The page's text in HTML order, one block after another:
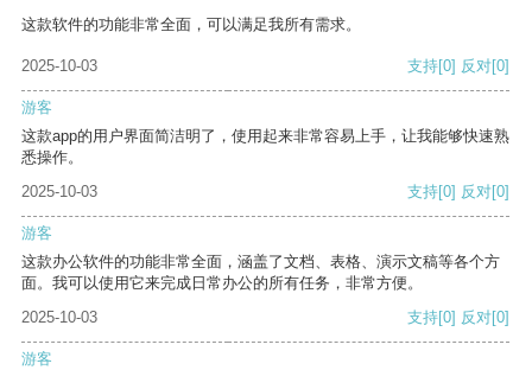
这款软件的功能非常全面，可以满足我所有需求。
2025-10-03 支持[0] 反对[0]
游客
这款app的用户界面简洁明了，使用起来非常容易上手，让我能够快速熟
悉操作。
2025-10-03
支持[0] 反对[0]
游客
这款办公软件的功能非常全面，涵盖了文档、表格、演示文稿等各个方
面。我可以使用它来完成日常办公的所有任务，非常方便。
2025-10-03
支持[0] 反对[0]
游客